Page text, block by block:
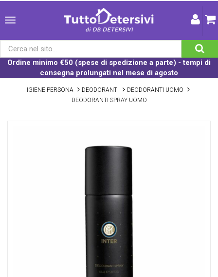
Ordine minimo €50 (spese di spedizione a parte) - tempi di
consegna prolungati nel mese di agosto
IGIENE PERSONA DEODORANTI
DEODORANTI UOMO
DEODORANTI SPRAY UOMO